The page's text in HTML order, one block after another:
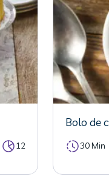
12
Bolo de
30 Min